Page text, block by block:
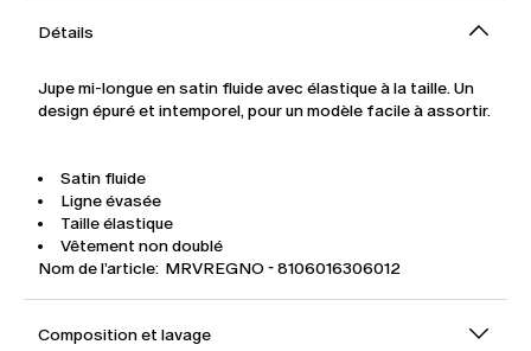
Détails
Jupe mi-longue en satin fluide avec élastique à la taille. Un
design épuré et intemporel, pour un modèle facile à assortir.
Satin fluide
Ligne évasée
Taille élastique
Vêtement non doublé
Nom de l’article: MRVREGNO - 8106016306012
Composition et lavage